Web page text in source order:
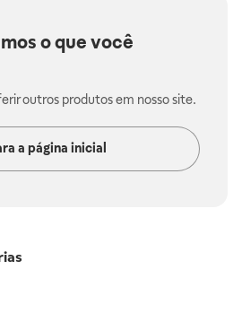
o que você
outros produtos em nosso site.
a página inicial